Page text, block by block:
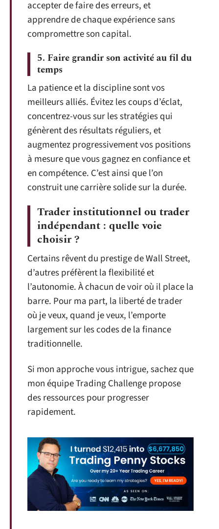
accepter de faire des erreurs, et
apprendre de chaque expérience sans
compromettre son capital.
5. Faire grandir son activité au fil du
temps
La patience et la discipline sont vos
meilleurs alliés. Évitez les coups d’éclat,
concentrez-vous sur les stratégies qui
génèrent des résultats réguliers, et
augmentez progressivement vos positions
à mesure que vous gagnez en confiance et
en compétence. C’est ainsi que l’on
construit une carrière solide sur la durée.
Trader institutionnel ou trader
indépendant : quelle voie
choisir ?
Certains rêvent du prestige de Wall Street,
d’autres préfèrent la flexibilité et
l’autonomie. À chacun de voir où il place la
barre. Pour ma part, la liberté de trader
où je veux, quand je veux, l’emporte
largement sur les codes de la finance
traditionnelle.
Si mon approche vous intrigue, sachez que
mon équipe Trading Challenge propose
des ressources pour progresser
rapidement.